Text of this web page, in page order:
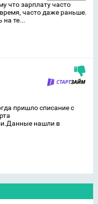
что зарплату часто
часто даже раньше.
на те...
пришло списание с
нашли в